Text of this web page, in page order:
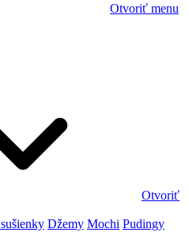
Otvoriť menu
Otvoriť
Džemy Mochi Pudingy